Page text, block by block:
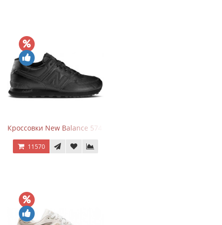
Кроссовки New Balance 574 Triple Black Leather
11570